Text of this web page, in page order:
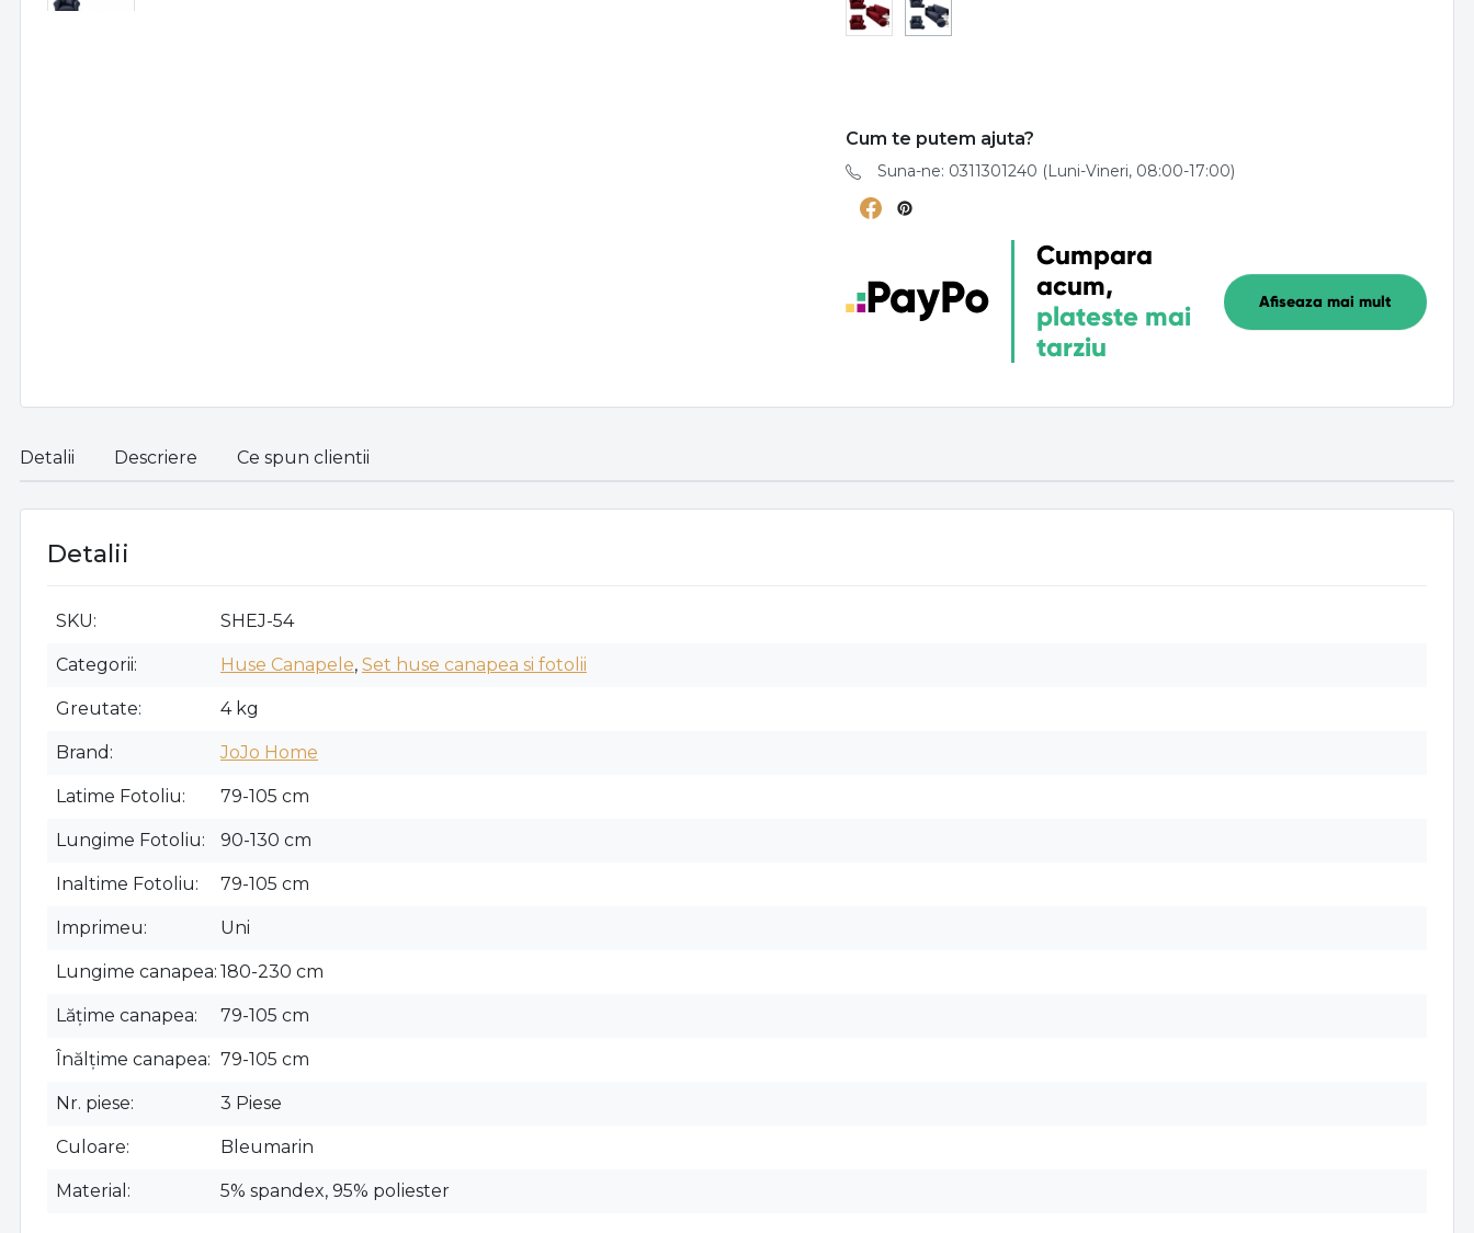
Cum te putem ajuta?
Suna-ne: 0311301240 (Luni-Vineri, 08:00-17:00)
Cumpara
acum,
plateste mai
tarziu
Afiseaza mai mult
Detalii Descriere Ce spun clientii
Detalii
SKU SHEJ-54
Categorii Huse Canapele, Set huse canapea si fotolii
Greutate 4 kg
Brand JoJo Home
Latime Fotoliu 79-105 cm
Lungime Fotoliu 90-130 cm
Inaltime Fotoliu 79-105 cm
Imprimeu Uni
Lungime canapea 180-230 cm
Lățime canapea 79-105 cm
Înălțime canapea 79-105 cm
Nr. piese 3 Piese
Culoare Bleumarin
Material 5% spandex, 95% poliester